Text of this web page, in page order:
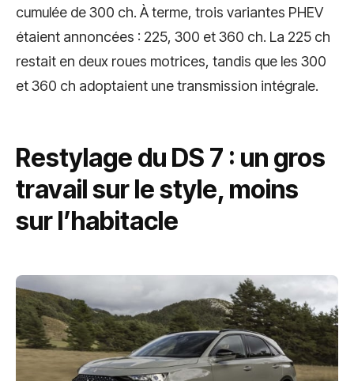
cumulée de 300 ch. À terme, trois variantes PHEV
étaient annoncées : 225, 300 et 360 ch. La 225 ch
restait en deux roues motrices, tandis que les 300
et 360 ch adoptaient une transmission intégrale.
Restylage du DS 7 : un gros
travail sur le style, moins
sur l’habitacle